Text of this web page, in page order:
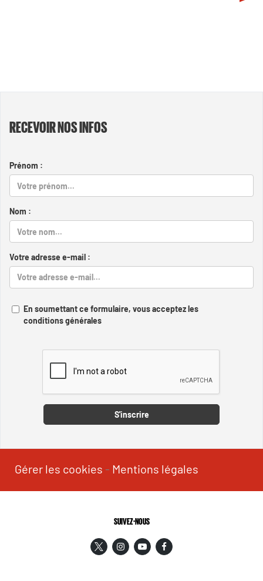
RECEVOIR NOS INFOS
Prénom :
Nom :
Votre adresse e-mail :
En soumettant ce formulaire, vous acceptez les
conditions générales
S'inscrire
Gérer les cookies - Mentions légales
SUIVEZ-NOUS